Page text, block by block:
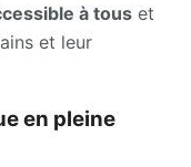
à tous et
et leur
en pleine